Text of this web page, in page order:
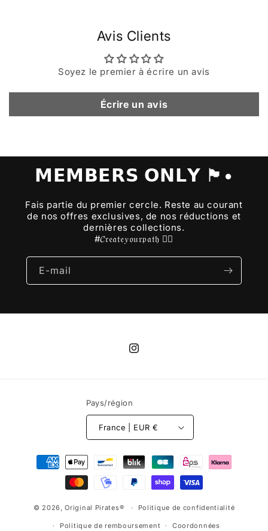
Avis Clients
Soyez le premier à écrire un avis
Écrire un avis
𝗠𝗘𝗠𝗕𝗘𝗥𝗦 𝗢𝗡𝗟𝗬 🏴•
Fais partie du premier cercle. Reste au courant
de nos offres exclusives, de nos réductions et
dernières collections.
#𝓒𝔯𝔢𝔞𝔱𝔢𝑦𝔬𝔲𝔯𝔭𝔞𝔱𝔥 🏴‍☠️
E-mail
Instagram
Pays/région
France | EUR €
Moyens
© 2026,Original Pirates® Politique de confidentialité
Politique de remboursement Coordonnées